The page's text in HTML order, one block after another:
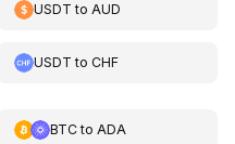
USDT toAUD
USDT toCHF
BTCto ADA